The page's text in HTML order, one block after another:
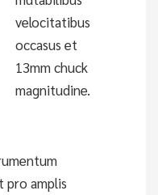
velocitatibus
occasus et
13mm chuck
magnitudine.
amplis